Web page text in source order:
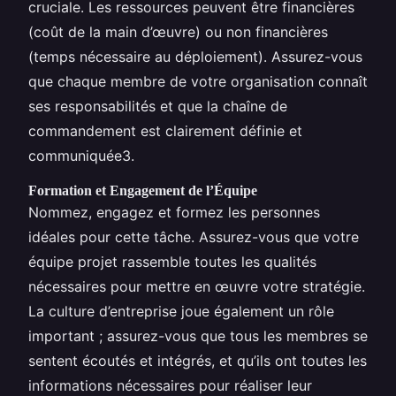
cruciale. Les ressources peuvent être financières
(coût de la main d’œuvre) ou non financières
(temps nécessaire au déploiement). Assurez-vous
que chaque membre de votre organisation connaît
ses responsabilités et que la chaîne de
commandement est clairement définie et
communiquée3.
Formation et Engagement de l’Équipe
Nommez, engagez et formez les personnes
idéales pour cette tâche. Assurez-vous que votre
équipe projet rassemble toutes les qualités
nécessaires pour mettre en œuvre votre stratégie.
La culture d’entreprise joue également un rôle
important ; assurez-vous que tous les membres se
sentent écoutés et intégrés, et qu’ils ont toutes les
informations nécessaires pour réaliser leur